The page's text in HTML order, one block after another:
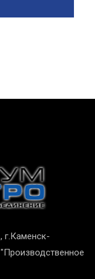
г.Каменск-